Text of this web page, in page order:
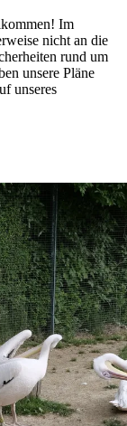
Im
nicht an die
rund um
unsere Pläne
unseres